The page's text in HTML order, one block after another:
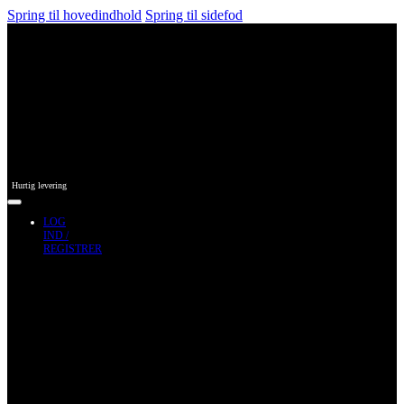
Spring til hovedindhold Spring til sidefod
Hurtig levering
LOG
IND /
REGISTRER